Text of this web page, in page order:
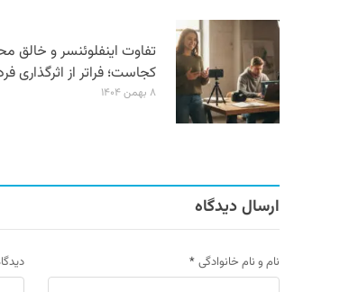
تفاوت اینفلوئنسر و خالق
کجاست؛ فراتر از اثرگذاری
۸ بهمن ۱۴۰۴
ارسال دیدگاه
نام و نام خانوادگی *